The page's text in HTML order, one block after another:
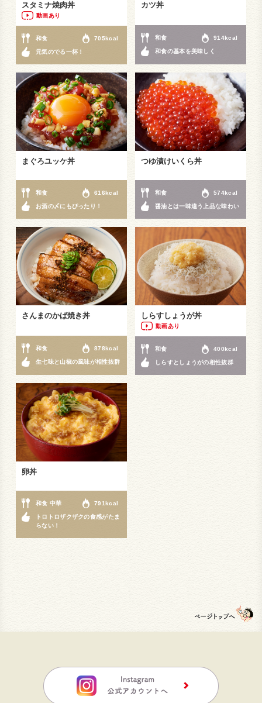
スタミナ焼肉丼
動画あり
和食 705kcal
元気のでる一杯！
カツ丼
和食 914kcal
和食の基本を美味しく
まぐろユッケ丼
和食 616kcal
お酒の〆にもぴったり！
つゆ漬けいくら丼
和食 574kcal
醤油とは一味違う上品な味わい
さんまのかば焼き丼
和食 878kcal
生七味と山椒の風味が相性抜群
しらすしょうが丼
動画あり
和食 400kcal
しらすとしょうがの相性抜群
卵丼
和食 中華 791kcal
トロトロザクザクの食感がたま
らない！